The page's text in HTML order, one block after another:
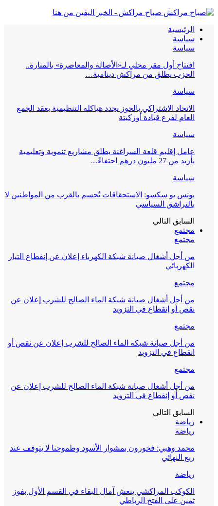
صباح مراكش - الخبر اليقين من هنا
الرئيسية
سياسة
سياسة
افتتاح أول مقر محلي لـ«الأصالة والمعاصرة» بالمنارة..
الحزب يطلق من مراكش دينامية…
سياسة
الاتحاد الاشتراكي بالحوز يجدد هياكله التنظيمية بعقد الجمع
العام لفرع قيادة أوزكيتة
سياسة
عامل إقليم قلعة السراغنة يطلق مشاريع تنموية وتعليمية
بأزيد من 27 مليون درهم احتفاءً…
سياسة
يونس بو سكسو: الاستحقاقات تُحسم بالقرب من المواطنين لا
بالتراشق السياسي
السابق التالي
مجتمع
مجتمع
من أجل أشغال صيانة شبكة الكهرباء إعلان عن إنقطاع التيار
الكهربائي
مجتمع
من أجل أشغال صيانة شبكة الماء الصالح للشرب إعلان عن
نقص أو إنقطاع في التزويد
مجتمع
من أجل صيانة شبكة الماء الصالح للشرب إعلان عن نقص أو
انقطاع في التزويد
مجتمع
من أجل أشغال صيانة شبكة الماء الصالح للشرب إعلان عن
نقص أو إنقطاع في التزويد
السابق التالي
رياضة
رياضة
محمد وهبي: فخورون بمشوار الأسود وطموحنا لا يتوقف عند
ربع النهائي
رياضة
الكوكب المراكشي ينعش آمال البقاء في القسم الأول بفوز
ثمين على الفتح الرباطي